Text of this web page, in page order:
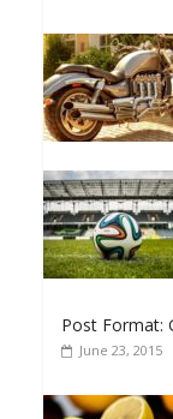
Post Format:
June 23, 2015